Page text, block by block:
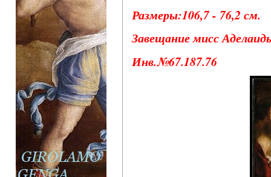
Размеры:106,7 - 76,2 см.
Завещание мисс
Инв.№67.187.76